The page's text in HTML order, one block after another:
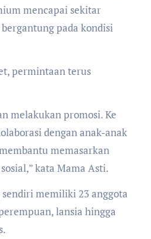
mencapai sekitar
pada kondisi
permintaan terus
melakukan promosi. Ke
dengan anak-anak
memasarkan
kata Mama Asti.
memiliki 23 anggota
lansia hingga